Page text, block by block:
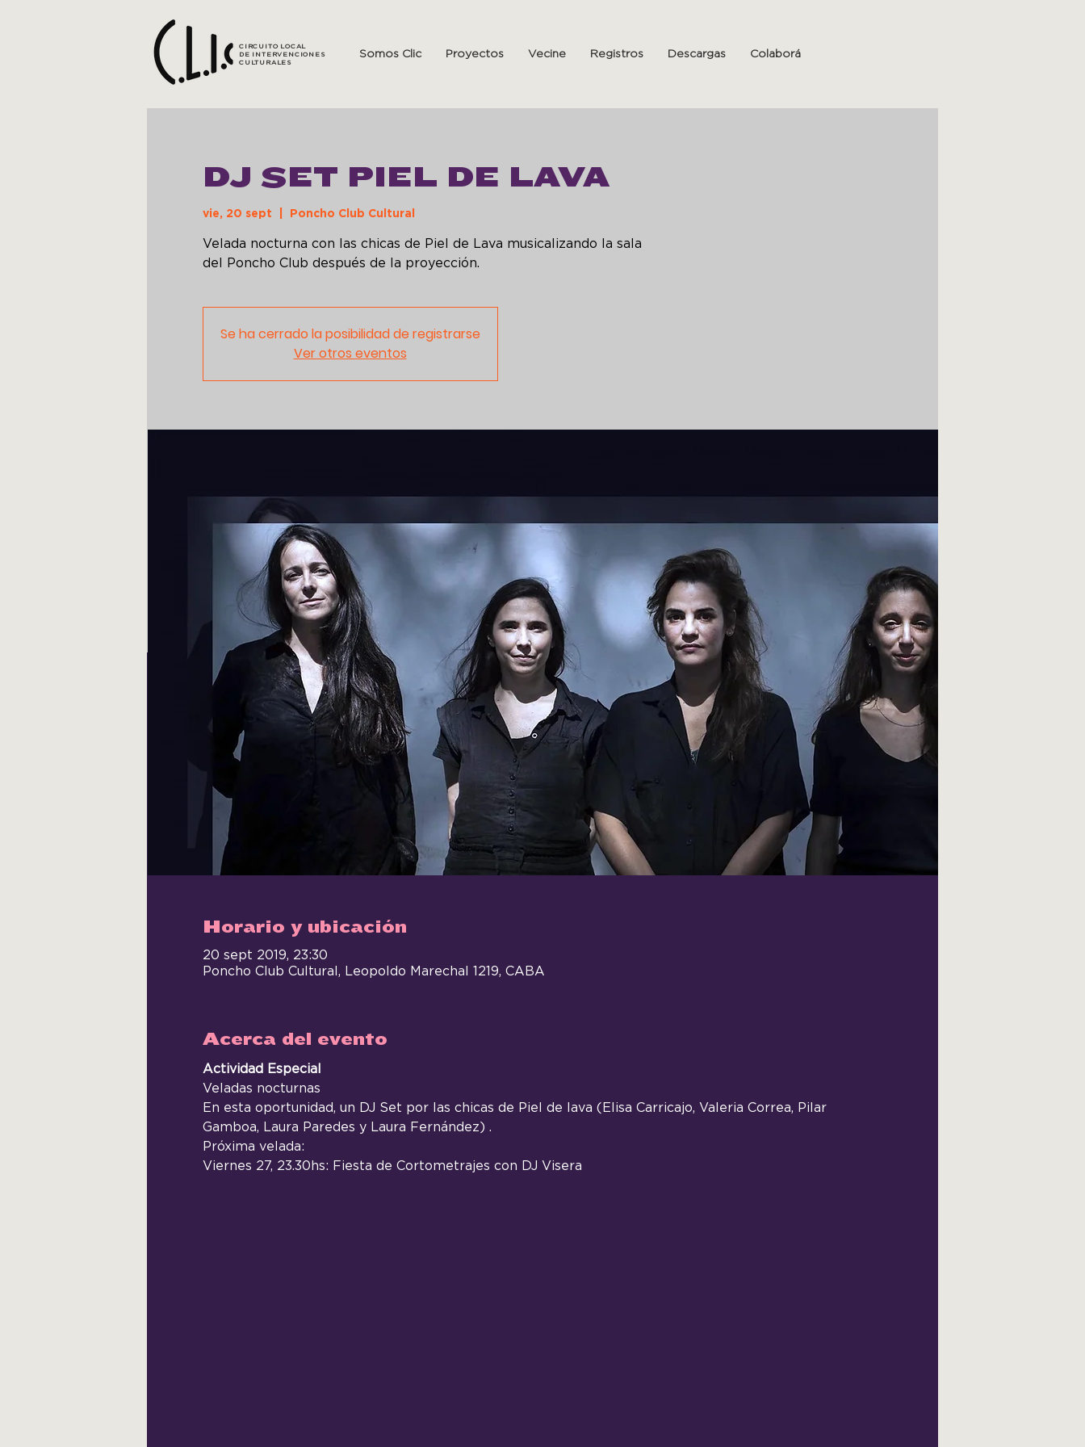
CIRCUITO LOCAL
DE INTERVENCIONES
CULTURALES
Somos Clic Proyectos Vecine Registros Descargas Colaborá
DJ SET PIEL DE LAVA
vie, 20 sept Poncho Club Cultural
Velada nocturna con las chicas de Piel de Lava musicalizando la sala
Se ha cerrado la posibilidad de registrarse
Ver otros eventos
Horario y ubicación
20 sept 2019, 23:30
Poncho Club Cultural, Leopoldo Marechal 1219, CABA
Acerca del evento
Actividad Especial
Veladas nocturnas
En esta oportunidad, un DJ Set por las chicas de Piel de lava (Elisa Carricajo, Valeria Correa, Pilar
Gamboa, Laura Paredes y Laura Fernández) .
Próxima velada:
Viernes 27, 23.30hs: Fiesta de Cortometrajes con DJ Visera